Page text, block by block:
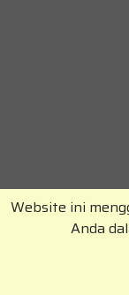
Copyright
Website ini
Anda